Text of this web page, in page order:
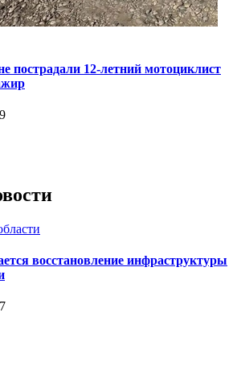
пострадали 12-летний мотоциклист
восстановление инфраструктуры